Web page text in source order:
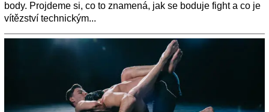
body. Projdeme si, co to znamená, jak se boduje fight a co je
vítězství technickým...